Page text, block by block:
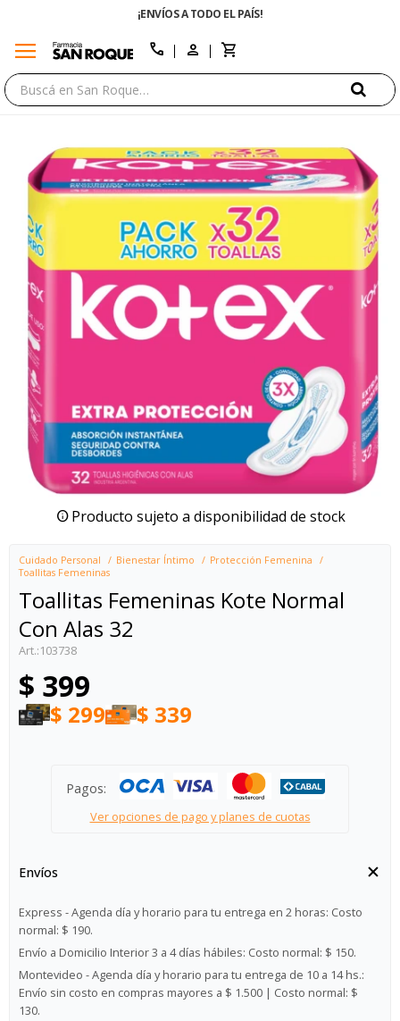
¡ENVÍOS A TODO EL PAÍS!
menu call
Producto sujeto a disponibilidad de stock
Cuidado Personal Bienestar Íntimo
Protección Femenina
Toallitas Femeninas
Toallitas Femeninas Kote Normal
Con Alas 32
103738
$ 399
$ 299 $ 339
Pagos:
Ver opciones de pago y planes de cuotas
Envíos
Express - Agenda día y horario para tu entrega en 2 horas: Costo
normal: $ 190.
Envío a Domicilio Interior 3 a 4 días hábiles: Costo normal: $ 150.
Montevideo - Agenda día y horario para tu entrega de 10 a 14 hs.:
Envío sin costo en compras mayores a $ 1.500 | Costo normal: $
130.
close